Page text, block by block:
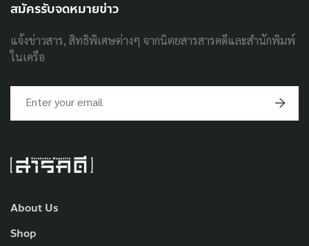
About Us
Shop
สมัครรับจดหมายข่าว
แจ้งข่าวสาร, สิทธิพิเศษต่างๆ จากนิตยสารสารคดีและสำนักพิมพ์
ในเครือ